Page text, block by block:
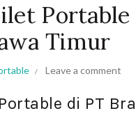
Timur
Leave a comment
di PT